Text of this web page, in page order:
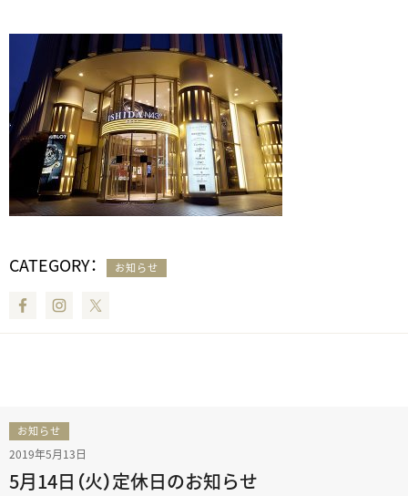
CATEGORY： お知らせ
FacebookInstagram
お知らせ
2019年5月13日
5月14日（火）定休日のお知らせ